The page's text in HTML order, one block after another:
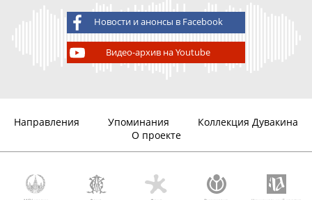
Новости и анонсы в Facebook
Видео-архив на Youtube
Направления Упоминания
Коллекция Дувакина
О проекте